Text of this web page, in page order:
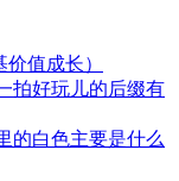
值成长）
拍好玩儿的后缀有
的白色主要是什么